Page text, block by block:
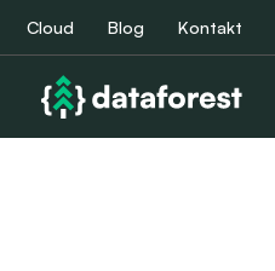
Cloud Blog Kontakt